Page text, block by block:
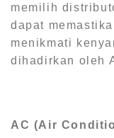
memilih
dapat
menikmati
dihadirkan oleh
AC (Air